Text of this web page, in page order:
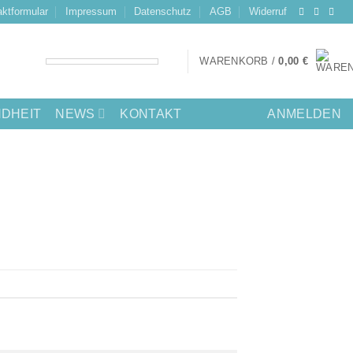
Impressum Datenschutz AGB Widerruf
WARENKORB /0,00 €
NEWS KONTAKT ANMELDEN